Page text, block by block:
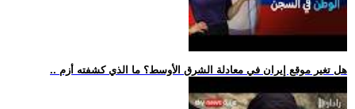
.. هل تغير موقع إيران في معادلة الشرق الأوسط؟ ما الذي كشفته أزم